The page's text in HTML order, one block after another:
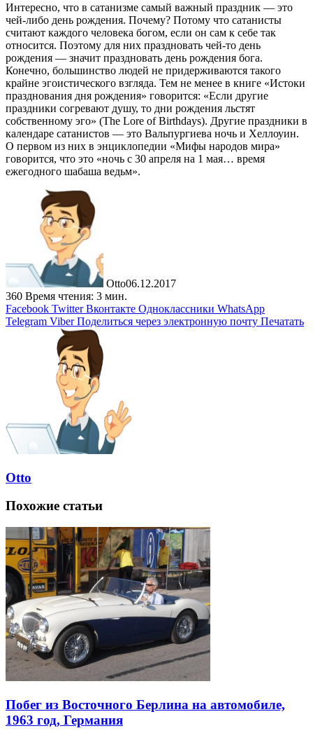
Интересно, что в сатанизме самый важный праздник — это
чей-либо день рождения. Почему? Потому что сатанисты
считают каждого человека богом, если он сам к себе так
относится. Поэтому для них праздновать чей-то день
рождения — значит праздновать день рождения бога.
Конечно, большинство людей не придерживаются такого
крайне эгоистического взгляда. Тем не менее в книге «Истоки
празднования дня рождения» говорится: «Если другие
праздники согревают душу, то дни рождения льстят
собственному эго» (The Lore of Birthdays). Другие праздники в
календаре сатанистов — это Вальпургиева ночь и Хеллоуин.
О первом из них в энциклопедии «Мифы народов мира»
говорится, что это «ночь с 30 апреля на 1 мая… время
ежегодного шабаша ведьм».
Otto06.12.2017
360 Время чтения: 3 мин.
Facebook Twitter Вконтакте Одноклассники WhatsApp
Telegram Viber Поделиться через электронную почту Печатать
Otto
Похожие статьи
Побег из Восточного Берлина на автомобиле,
1963 год, Германия